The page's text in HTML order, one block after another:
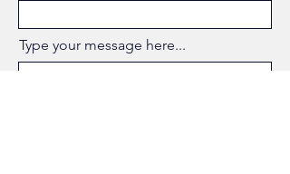
Type your message here...